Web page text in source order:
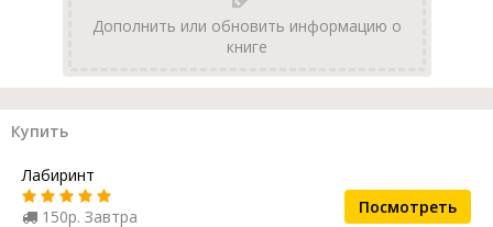
Дополнить или обновить информацию о
книге
Купить
Лабиринт
150р. Завтра
Посмотреть